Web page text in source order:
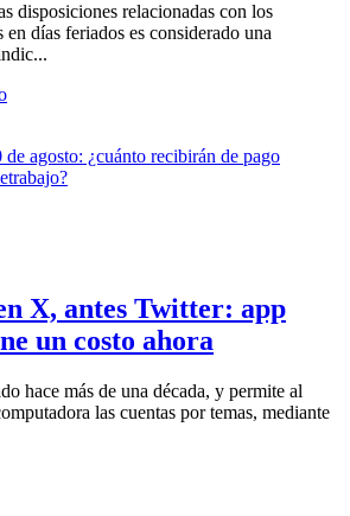
disposiciones relacionadas con los
en días feriados es considerado una
X, antes Twitter: app
un costo ahora
hace más de una década, y permite al
las cuentas por temas, mediante